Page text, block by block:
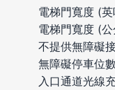
電梯門寬度 (
電梯門寬度 (
不提供無障礙
無障礙停車位
入口通道光線